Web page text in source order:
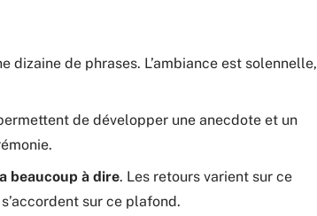
dizaine de phrases. L’ambiance est solennelle,
de développer une anecdote et un
beaucoup à dire. Les retours varient sur ce
sur ce plafond.